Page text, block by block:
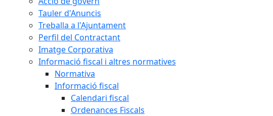
Tauler d'Anuncis
Treballa a l'Ajuntament
Perfil del Contractant
Imatge Corporativa
Informació fiscal i altres normatives
Normativa
Informació fiscal
Calendari fiscal
Ordenances Fiscals